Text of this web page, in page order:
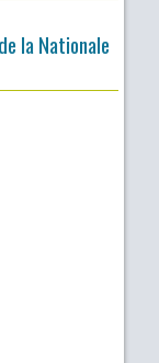
la Nationale